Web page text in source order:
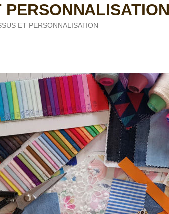
PERSONNALISATION
ET PERSONNALISATION